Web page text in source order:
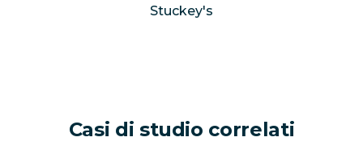
Stuckey's
Casi di studio correlati